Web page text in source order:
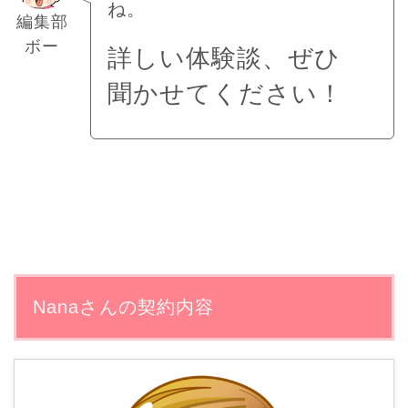
編集部
ボー
ね。
詳しい体験談、ぜひ
聞かせてください！
Nanaさんの契約内容